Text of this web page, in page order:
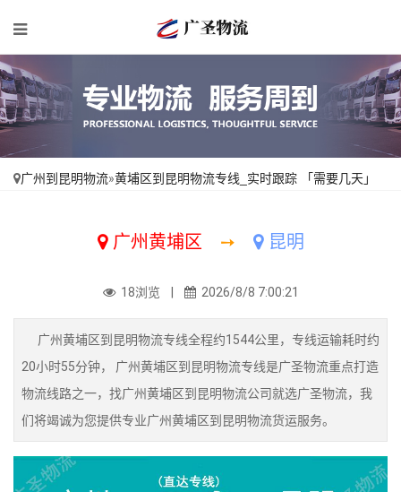
广州到昆明物流»黄埔区到昆明物流专线_实时跟踪 「需要几天」
广州黄埔区 ➙ 昆明
18浏览 | 2026/8/8 7:00:21
广州黄埔区到昆明物流专线全程约1544公里，专线运输耗时约
20小时55分钟， 广州黄埔区到昆明物流专线是广圣物流重点打造
物流线路之一，找广州黄埔区到昆明物流公司就选广圣物流，我
们将竭诚为您提供专业广州黄埔区到昆明物流货运服务。